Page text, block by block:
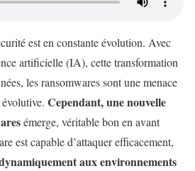
est en constante évolution. Avec
artificielle (IA), cette transformation
les ransomwares sont une menace
Cependant, une nouvelle
émerge, véritable bon en avant
est capable d’attaquer efficacement,
aux environnements